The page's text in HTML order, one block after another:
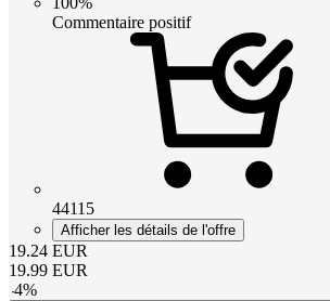
Commentaire positif
44115
Afficher les détails de l'offre
19.24 EUR
19.99 EUR
-4%